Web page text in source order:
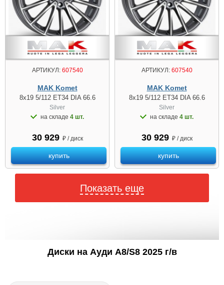
АРТИКУЛ:607540
MAK Komet
8x19 5/112 ET34 DIA 66.6
Silver
на складе 4 шт.
30 929 ₽ / диск
купить
АРТИКУЛ:607540
MAK Komet
8x19 5/112 ET34 DIA 66.6
Silver
на складе 4 шт.
30 929 ₽ / диск
купить
Показать еще
Диски на Ауди A8/S8 2025 г/в